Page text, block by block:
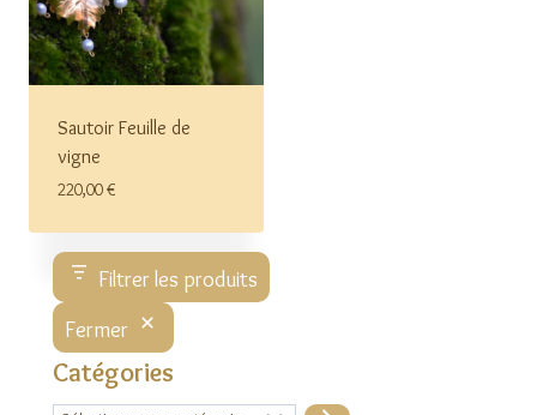
Sautoir Feuille de
vigne
220,00€
Filtrer les produits
Fermer
Catégories
Sélectionner